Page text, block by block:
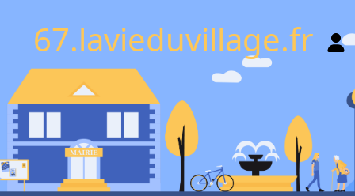
67.lavieduvillage.fr